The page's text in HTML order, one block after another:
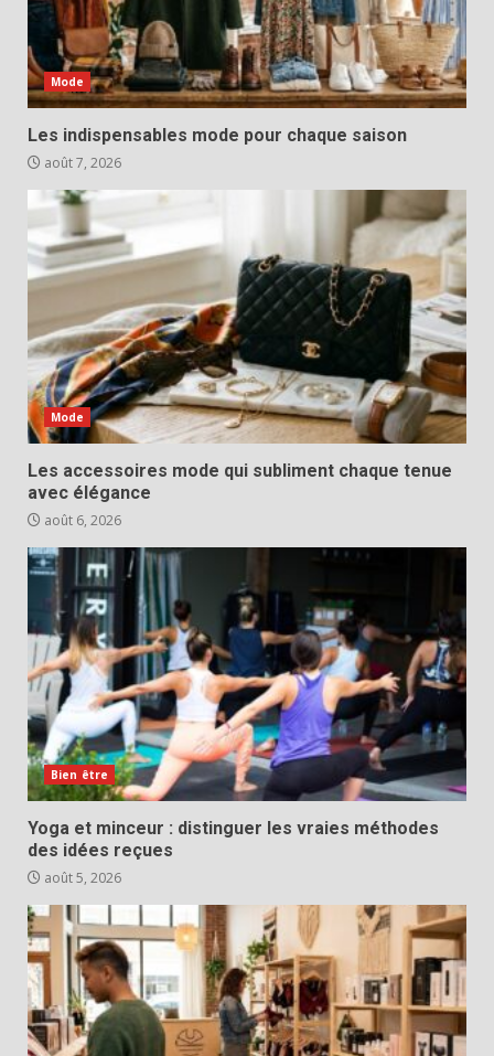
Mode
Les indispensables mode pour chaque saison
août 7, 2026
Mode
Les accessoires mode qui subliment chaque tenue
avec élégance
août 6, 2026
Bien être
Yoga et minceur : distinguer les vraies méthodes
des idées reçues
août 5, 2026